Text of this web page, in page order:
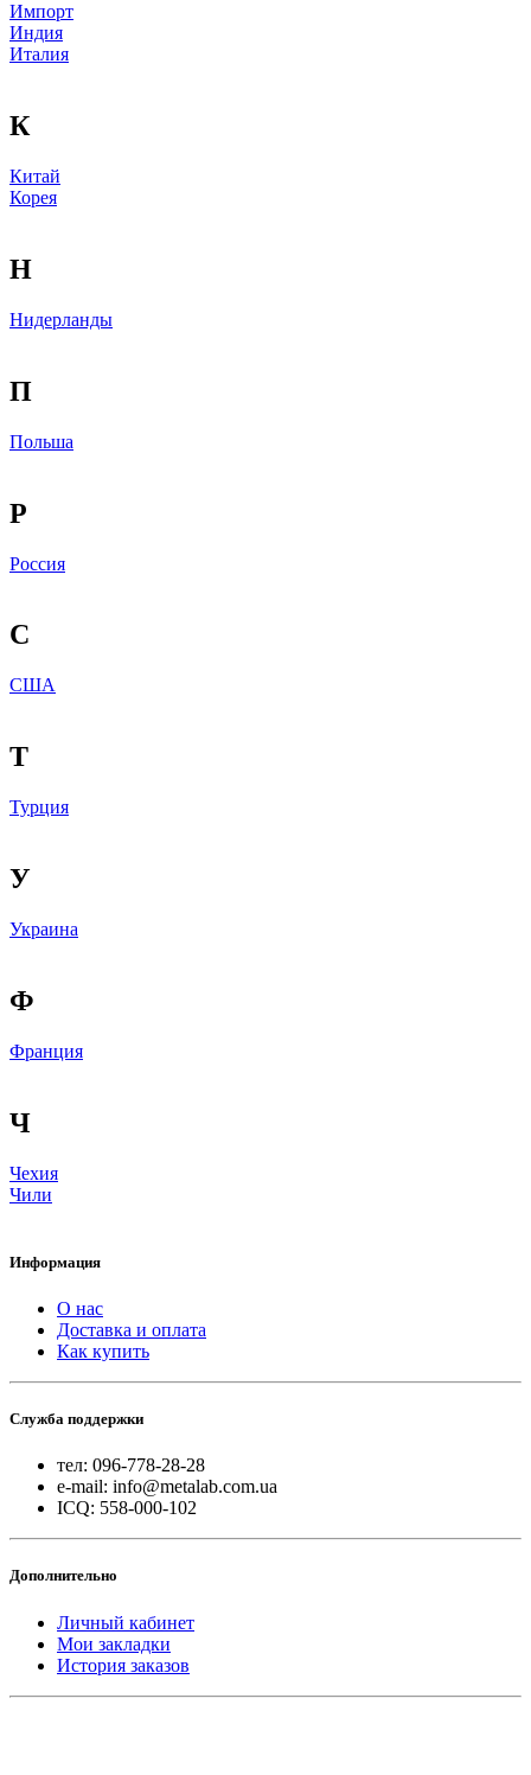
Импорт
Индия
Италия
К
Китай
Корея
Н
Нидерланды
П
Польша
Р
Россия
С
США
Т
Турция
У
Украина
Ф
Франция
Ч
Чехия
Чили
Информация
О нас
Доставка и оплата
Как купить
Служба поддержки
тел: 096-778-28-28
e-mail: info@metalab.com.ua
ICQ: 558-000-102
Дополнительно
Личный кабинет
Мои закладки
История заказов